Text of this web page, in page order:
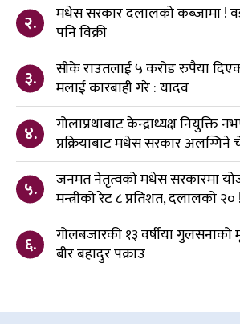
२.
मधेस सरकार दलालको कब्जामा !
पनि विक्री
३.
सीके राउतलाई ५ करोड रुपैया
मलाई कारबाही गरे : यादव
४.
गोलाप्रथाबाट केन्द्राध्यक्ष नियुक्ति
प्रक्रियाबाट मधेस सरकार अलग्गिने
५.
जनमत नेतृत्वको मधेस सरकारमा
मन्त्रीको रेट ८ प्रतिशत, दलालको २० !
६.
गोलबजारकी १३ वर्षीया
बीर बहादुर पक्राउ